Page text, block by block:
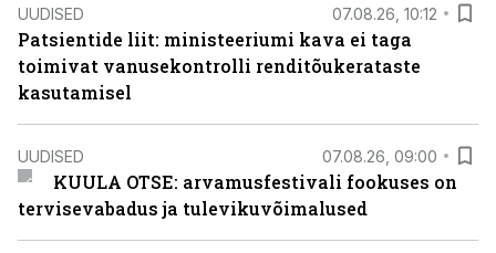
UUDISED 07.08.26, 10:12
Patsientide liit: ministeeriumi kava ei taga
toimivat vanusekontrolli renditõukerataste
kasutamisel
UUDISED 07.08.26, 09:00
KUULA OTSE: arvamusfestivali fookuses on
tervisevabadus ja tulevikuvõimalused